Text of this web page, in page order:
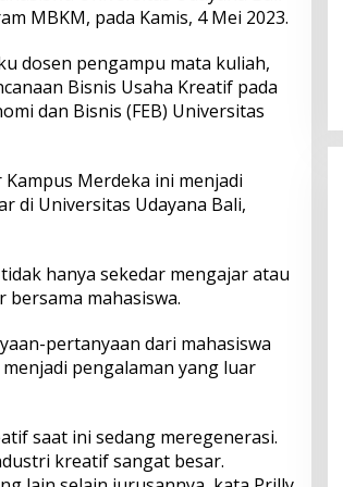
MBKM, pada Kamis, 4 Mei 2023.
dosen pengampu mata kuliah,
Bisnis Usaha Kreatif pada
dan Bisnis (FEB) Universitas
Merdeka ini menjadi
di Universitas Udayana Bali,
hanya sekedar mengajar atau
mahasiswa.
pertanyaan dari mahasiswa
pengalaman yang luar
saat ini sedang meregenerasi.
kreatif sangat besar.
dan Serapan Investasi, Sira
Village Grand Outlet Bali Resmi
Dibuka di KEK Kura Kura